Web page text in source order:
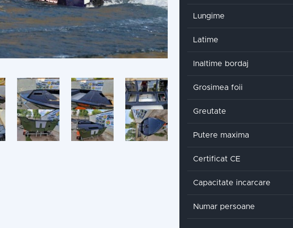
Lungime
Latime
Inaltime bordaj
Grosimea foii
Greutate
Putere maxima
Certificat CE
Capacitate incarcare
Numar persoane